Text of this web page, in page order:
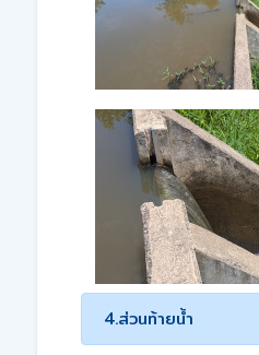
4.ส่วนท้ายน้ำ